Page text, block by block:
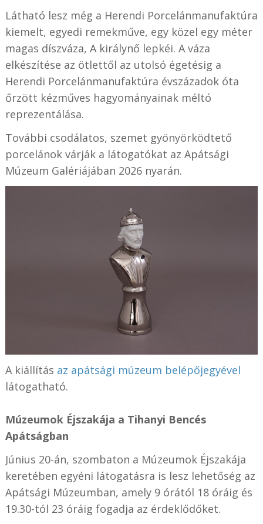
Látható lesz még a Herendi Porcelánmanufaktúra
kiemelt, egyedi remekműve, egy közel egy méter
magas díszváza, A királynő lepkéi. A váza
elkészítése az ötlettől az utolsó égetésig a
Herendi Porcelánmanufaktúra évszázadok óta
őrzött kézműves hagyományainak méltó
reprezentálása.
További csodálatos, szemet gyönyörködtető
porcelánok várják a látogatókat az Apátsági
Múzeum Galériájában 2026 nyarán.
A kiállítás az apátsági múzeum belépőjegyével
látogatható.
Múzeumok Éjszakája a Tihanyi Bencés
Apátságban
Június 20-án, szombaton a Múzeumok Éjszakája
keretében egyéni látogatásra is lesz lehetőség az
Apátsági Múzeumban, amely 9 órától 18 óráig és
19.30-tól 23 óráig fogadja az érdeklődőket.